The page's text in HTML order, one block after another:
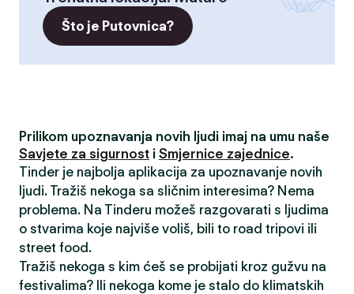
Što je Putovnica?
Prilikom upoznavanja novih ljudi imaj na umu naše
Savjete za sigurnost i Smjernice zajednice.
Tinder je najbolja aplikacija za upoznavanje novih
ljudi. Tražiš nekoga sa sličnim interesima? Nema
problema. Na Tinderu možeš razgovarati s ljudima
o stvarima koje najviše voliš, bili to road tripovi ili
street food.
Tražiš nekoga s kim ćeš se probijati kroz gužvu na
festivalima? Ili nekoga kome je stalo do klimatskih